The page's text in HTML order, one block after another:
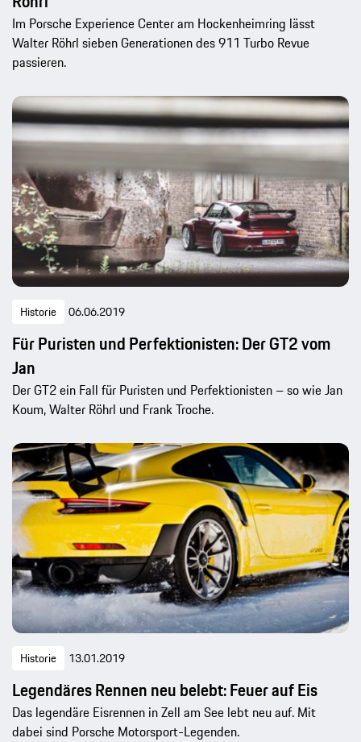
Im Porsche Experience Center am Hockenheimring lässt
Walter Röhrl sieben Generationen des 911 Turbo Revue
passieren.
Historie 06.06.2019
Für Puristen und Perfektionisten: Der GT2 vom
Jan
Der GT2 ein Fall für Puristen und Perfektionisten – so wie Jan
Koum, Walter Röhrl und Frank Troche.
Historie 13.01.2019
Legendäres Rennen neu belebt: Feuer auf Eis
Das legendäre Eisrennen in Zell am See lebt neu auf. Mit
dabei sind Porsche Motorsport-Legenden.